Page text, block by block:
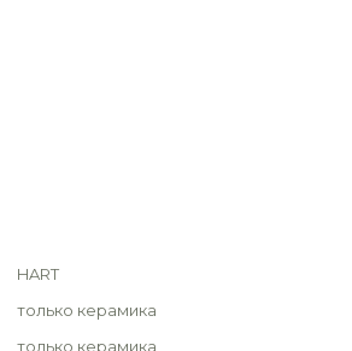
HART
только керамика
только керамика